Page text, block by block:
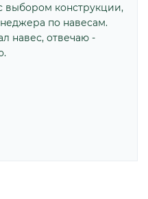
выбором конструкции,
по навесам.
навес, отвечаю -